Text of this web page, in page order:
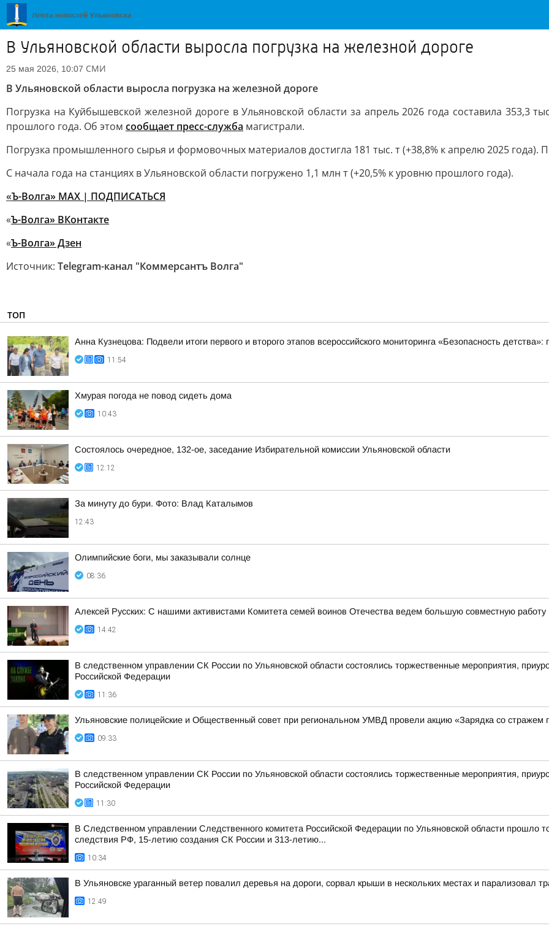
В Ульяновской области выросла погрузка на железной дороге
25 мая 2026, 10:07 СМИ
В Ульяновской области выросла погрузка на железной дороге
Погрузка на Куйбышевской железной дороге в Ульяновской области за апрель 2026 года составила 353,3
прошлого года. Об этом сообщает пресс-служба магистрали.
Погрузка промышленного сырья и формовочных материалов достигла 181 тыс. т (+38,8% к апрелю 2025 года).
С начала года на станциях в Ульяновской области погружено 1,1 млн т (+20,5% к уровню прошлого года).
«Ъ-Волга» МАХ | ПОДПИСАТЬСЯ
«Ъ-Волга» ВКонтакте
«Ъ-Волга» Дзен
Источник: Telegram-канал "Коммерсантъ Волга"
ТОП
Анна Кузнецова: Подвели итоги первого и второго этапов всероссийского мониторинга «Безопасность
11:54
Хмурая погода не повод сидеть дома
10:43
Состоялось очередное, 132-ое, заседание Избирательной комиссии Ульяновской области
12:12
За минуту до бури. Фото: Влад Каталымов
12:43
Олимпийские боги, мы заказывали солнце
08:36
Алексей Русских: С нашими активистами Комитета семей воинов Отечества ведем большую совместную
14:42
В следственном управлении СК России по Ульяновской области состоялись торжественные мероприятия,
Российской Федерации
11:36
Ульяновские полицейские и Общественный совет при региональном УМВД провели акцию «Зарядка со стражем
09:33
В следственном управлении СК России по Ульяновской области состоялись торжественные мероприятия,
Российской Федерации
11:30
В Следственном управлении Следственного комитета Российской Федерации по Ульяновской области прошло
следствия РФ, 15-летию создания СК России и 313-летию...
10:34
В Ульяновске ураганный ветер повалил деревья на дороги, сорвал крыши в нескольких местах и парализовал
12:49